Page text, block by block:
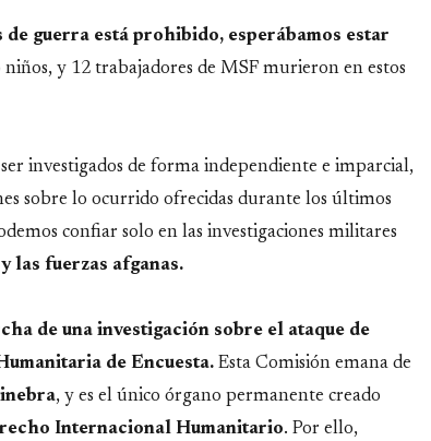
guerra está prohibido, esperábamos estar
y 12 trabajadores de MSF murieron en estos
investigados de forma independiente e imparcial,
sobre lo ocurrido ofrecidas durante los últimos
confiar solo en las investigaciones militares
las fuerzas afganas.
de una investigación sobre el ataque de
de Encuesta. Esta Comisión emana de
, y es el único órgano permanente creado
Internacional Humanitario. Por ello,